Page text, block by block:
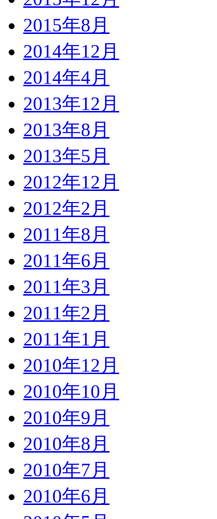
2015年8月
2014年12月
2014年4月
2013年12月
2013年8月
2013年5月
2012年12月
2012年2月
2011年8月
2011年6月
2011年3月
2011年2月
2011年1月
2010年12月
2010年10月
2010年9月
2010年8月
2010年7月
2010年6月